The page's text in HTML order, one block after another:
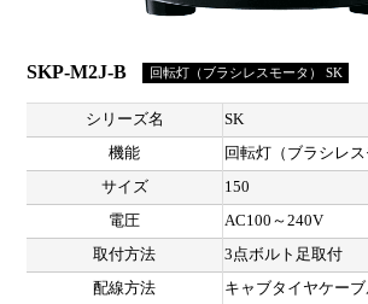
SKP-M2J-B 回転灯（ブラシレスモータ） SK
シリーズ名
SK
機能
回転灯（ブラシレ
サイズ
150
電圧
AC100～240V
取付方法
3点ボルト足取付
配線方法
キャブタイヤケー